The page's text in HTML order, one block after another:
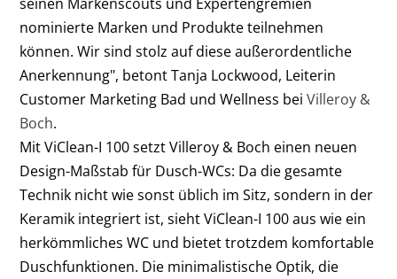
nominierte Marken und Produkte teilnehmen
können. Wir sind stolz auf diese außerordentliche
Anerkennung", betont Tanja Lockwood, Leiterin
Customer Marketing Bad und Wellness beiVilleroy &
Boch.
Mit ViClean-I 100 setzt Villeroy & Boch einen neuen
Design-Maßstab für Dusch-WCs: Da die gesamte
Technik nicht wie sonst üblich im Sitz, sondern in der
Keramik integriert ist, sieht ViClean-I 100 aus wie ein
herkömmliches WC und bietet trotzdem komfortable
Duschfunktionen. Die minimalistische Optik, die